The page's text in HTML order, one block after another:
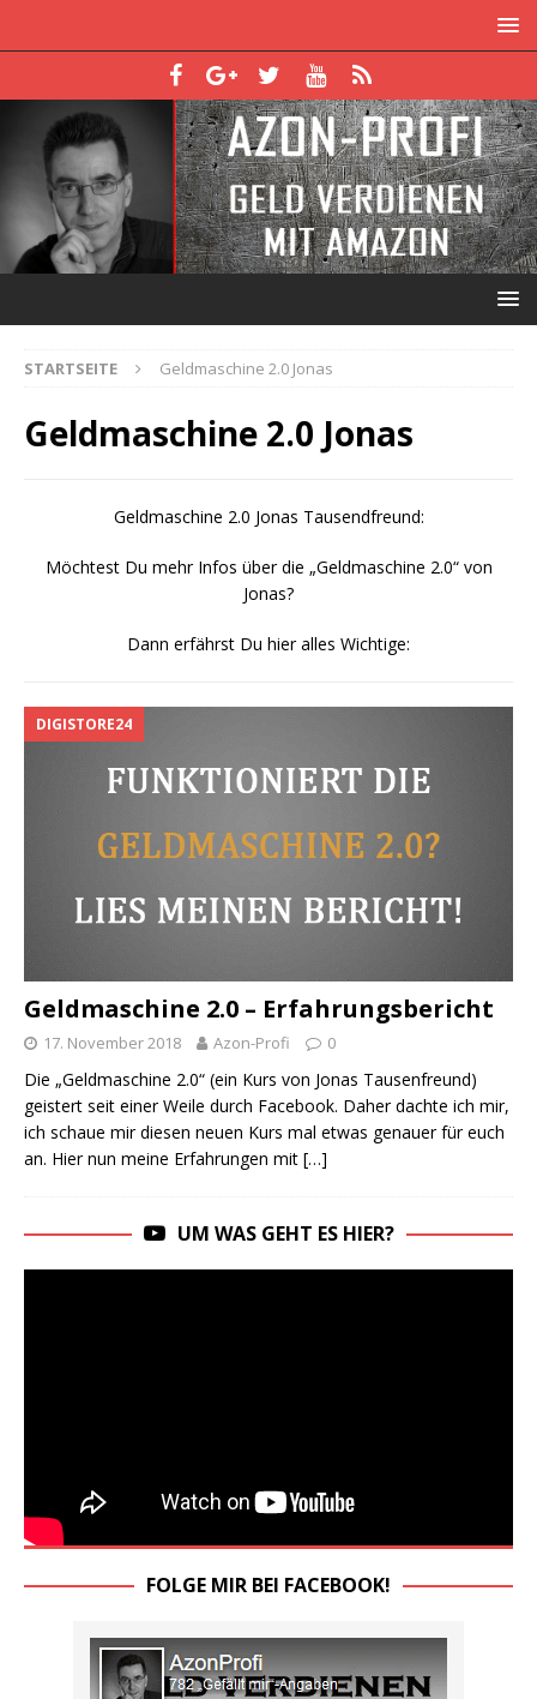
STARTSEITE Geldmaschine 2.0 Jonas
Geldmaschine 2.0 Jonas
Geldmaschine 2.0 Jonas Tausendfreund:
Möchtest Du mehr Infos über die „Geldmaschine 2.0“ von
Jonas?
Dann erfährst Du hier alles Wichtige:
DIGISTORE24
Geldmaschine 2.0 – Erfahrungsbericht
17. November 2018 Azon-Profi 0
Die „Geldmaschine 2.0“ (ein Kurs von Jonas Tausenfreund)
geistert seit einer Weile durch Facebook. Daher dachte ich mir,
ich schaue mir diesen neuen Kurs mal etwas genauer für euch
an. Hier nun meine Erfahrungen mit […]
UM WAS GEHT ES HIER?
FOLGE MIR BEI FACEBOOK!